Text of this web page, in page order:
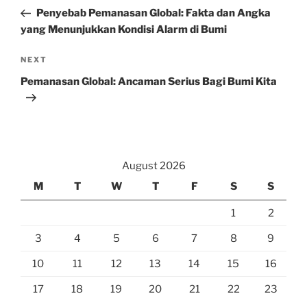
PostPenyebab Pemanasan Global: Fakta dan Angka
yang Menunjukkan Kondisi Alarm di Bumi
Next
Post
NEXT
Pemanasan Global: Ancaman Serius Bagi Bumi Kita
August 2026
M
T W T F S S
1 2
3 4 5 6 7 8 9
10 11 12 13 14 15 16
17 18 19 20 21 22 23